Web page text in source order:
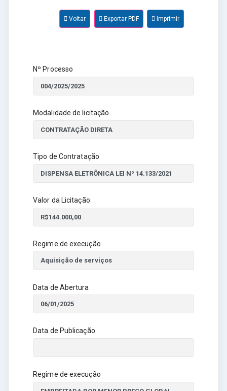
Voltar Exportar PDF Imprimir
Nº Processo
Modalidade de licitação
Tipo de Contratação
Valor da Licitação
Regime de execução
Data de Abertura
Data de Publicação
Regime de execução